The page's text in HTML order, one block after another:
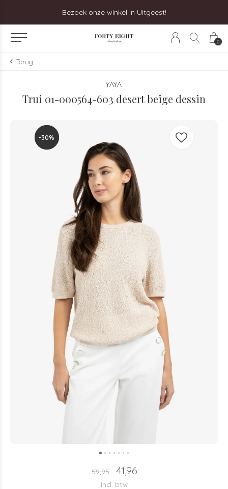
0
Bezoek onze winkel in Uitgeest!
Terug
YAYA
Trui 01-000564-603 desert beige dessin
-30%
-30%
59,95 41,96
Incl. btw